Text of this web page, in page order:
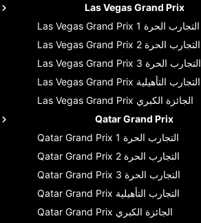
Las Vegas Grand Prix
Las Vegas Grand Prix
التجارب الحرة 1
Las Vegas Grand Prix
التجارب الحرة 2
Las Vegas Grand Prix
التجارب الحرة 3
Las Vegas Grand Prix التجارب التأهيلية
Las Vegas Grand Prix الجائزة الكبري
Qatar Grand Prix
Qatar Grand Prix
التجارب الحرة 1
Qatar Grand Prix
التجارب الحرة 2
Qatar Grand Prix
التجارب الحرة 3
Qatar Grand Prix التجارب التأهيلية
Qatar Grand Prix الجائزة الكبري